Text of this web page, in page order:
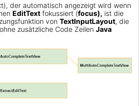
der automatisch angezeigt wird wenn
EditText fokussiert (focus), ist die
von TextInputLayout, die
zusätzliche Code Zeilen Java